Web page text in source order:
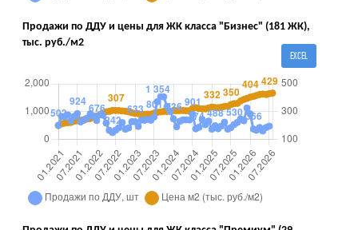
Продажи по ДДУ и цены для ЖК класса "Бизнес" (181 ЖК),
тыс. руб./м2
EXCEL